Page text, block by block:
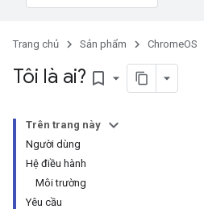
Trang chủ Sản phẩm ChromeOS
Tôi là ai? bookmark_border
Trên trang này
Người dùng
Hệ điều hành
Môi trường
Yêu cầu